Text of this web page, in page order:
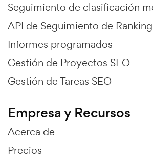
Seguimiento de clasificación
API de Seguimiento de
Informes programados
Gestión de Proyectos SEO
Gestión de Tareas SEO
Empresa y Recursos
Acerca de
Precios